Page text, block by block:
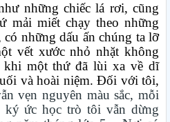
những chiếc lá rơi, cũng
mải miết chạy theo những
những dấu ấn chúng ta lỡ
vết xước nhỏ nhặt không
khi một thứ đã lùi xa về dĩ
và hoài niệm. Đối với tôi,
vẹn nguyên màu sắc, mỗi
ức học trò tôi vẫn dừng